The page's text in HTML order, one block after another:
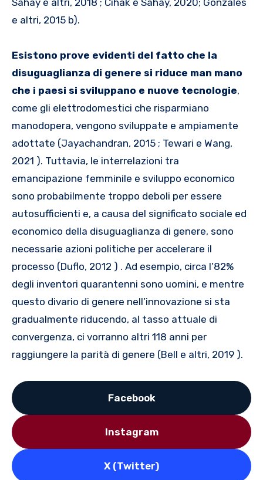
e altri, 2015 b).
Esistono prove evidenti del fatto che la
disuguaglianza di genere si riduce man mano
che i paesi si sviluppano e nuove tecnologie,
come gli elettrodomestici che risparmiano
manodopera, vengono sviluppate e ampiamente
adottate (Jayachandran, 2015 ; Tewari e Wang,
2021 ). Tuttavia, le interrelazioni tra
emancipazione femminile e sviluppo economico
sono probabilmente troppo deboli per essere
autosufficienti e, a causa del significato sociale ed
economico della disuguaglianza di genere, sono
necessarie azioni politiche per accelerare il
processo (Duflo, 2012 ) . Ad esempio, circa l’82%
degli inventori quarantenni sono uomini, e mentre
questo divario di genere nell’innovazione si sta
gradualmente riducendo, al tasso attuale di
convergenza, ci vorranno altri 118 anni per
raggiungere la parità di genere (Bell e altri, 2019 ).
Facebook
Instagram
X (Twitter)